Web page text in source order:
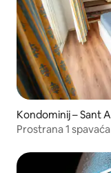
Kondominij – Sant
Prostrana 1